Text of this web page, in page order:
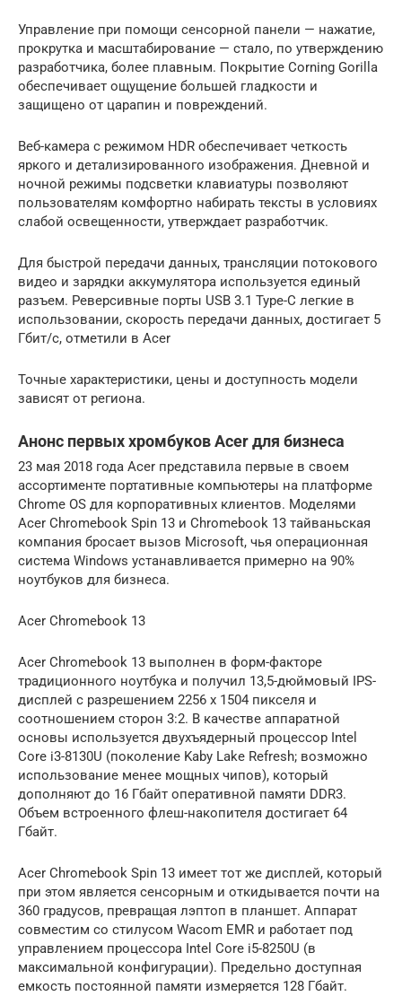
Управление при помощи сенсорной панели — нажатие,
прокрутка и масштабирование — стало, по утверждению
разработчика, более плавным. Покрытие Corning Gorilla
обеспечивает ощущение большей гладкости и
защищено от царапин и повреждений.
Веб-камера с режимом HDR обеспечивает четкость
яркого и детализированного изображения. Дневной и
ночной режимы подсветки клавиатуры позволяют
пользователям комфортно набирать тексты в условиях
слабой освещенности, утверждает разработчик.
Для быстрой передачи данных, трансляции потокового
видео и зарядки аккумулятора используется единый
разъем. Реверсивные порты USB 3.1 Type-C легкие в
использовании, скорость передачи данных, достигает 5
Гбит/с, отметили в Acer
Точные характеристики, цены и доступность модели
зависят от региона.
Анонс первых хромбуков Acer для бизнеса
23 мая 2018 года Acer представила первые в своем
ассортименте портативные компьютеры на платформе
Chrome OS для корпоративных клиентов. Моделями
Acer Chromebook Spin 13 и Chromebook 13 тайваньская
компания бросает вызов Microsoft, чья операционная
система Windows устанавливается примерно на 90%
ноутбуков для бизнеса.
Acer Chromebook 13
Acer Chromebook 13 выполнен в форм-факторе
традиционного ноутбука и получил 13,5-дюймовый IPS-
дисплей с разрешением 2256 х 1504 пикселя и
соотношением сторон 3:2. В качестве аппаратной
основы используется двухъядерный процессор Intel
Core i3-8130U (поколение Kaby Lake Refresh; возможно
использование менее мощных чипов), который
дополняют до 16 Гбайт оперативной памяти DDR3.
Объем встроенного флеш-накопителя достигает 64
Гбайт.
Acer Chromebook Spin 13 имеет тот же дисплей, который
при этом является сенсорным и откидывается почти на
360 градусов, превращая лэптоп в планшет. Аппарат
совместим со стилусом Wacom EMR и работает под
управлением процессора Intel Core i5-8250U (в
максимальной конфигурации). Предельно доступная
емкость постоянной памяти измеряется 128 Гбайт.